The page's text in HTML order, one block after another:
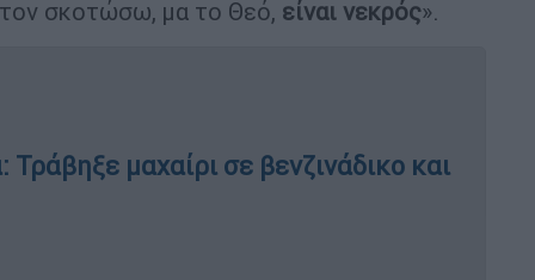
σκοτώσω, μα το Θεό, είναι νεκρός».
μαχαίρι σε βενζινάδικο και